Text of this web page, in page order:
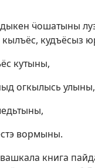
ӵошатыны
кудъёсыз
кутыны,
огкылысь улыны,
вормыны.
книга